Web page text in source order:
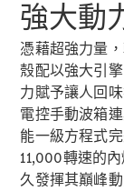
Class
純電動
G-Class
小型轎車
強大動
憑藉超強力量
殼配以強大引
力賦予讓人回
電控手動波箱
能一級方程式
11,000轉速的
久發揮其巔峰